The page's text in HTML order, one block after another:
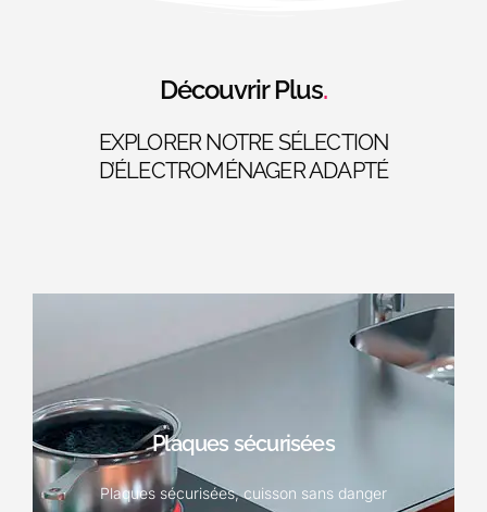
Découvrir Plus.
EXPLORER NOTRE SÉLECTION
D’ÉLECTROMÉNAGER ADAPTÉ
Plaques sécurisées
Plaques sécurisées, cuisson sans danger
EN SAVOIR PLUS